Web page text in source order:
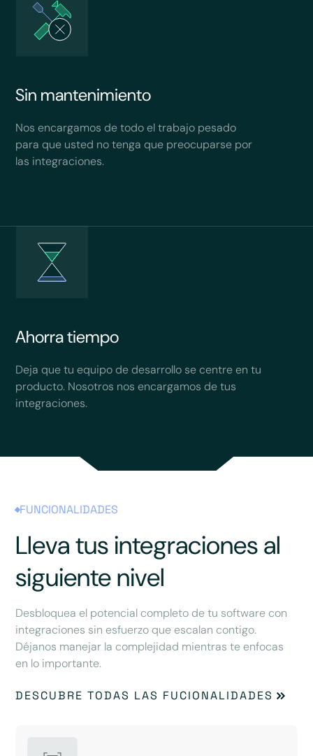
Sin mantenimiento
Nos encargamos de todo el trabajo pesado
para que usted no tenga que preocuparse por
las integraciones.
Ahorra tiempo
Deja que tu equipo de desarrollo se centre en tu
producto. Nosotros nos encargamos de tus
integraciones.
FUNCIONALIDADES
Lleva tus integraciones al
siguiente nivel
Desbloquea el potencial completo de tu software con
integraciones sin esfuerzo que escalan contigo.
Déjanos manejar la complejidad mientras te enfocas
en lo importante.
DESCUBRE TODAS LAS FUCIONALIDADES